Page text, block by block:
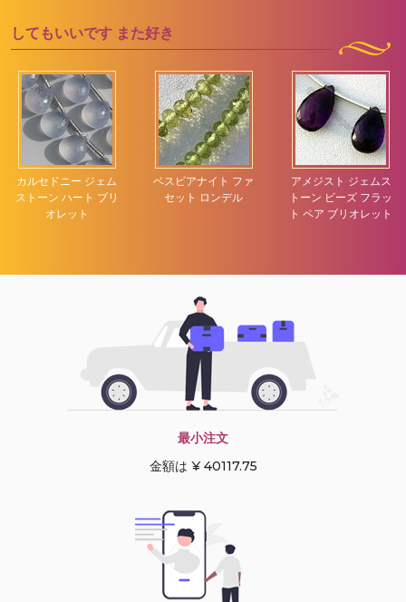
してもいいです また好き
カルセドニー ジェム
ストーン ハート ブリ
オレット
ベスビアナイト ファ
セット ロンデル
アメジスト ジェムス
トーン ビーズ フラッ
ト ペア ブリオレット
最小注文
金額は ¥ 40117.75